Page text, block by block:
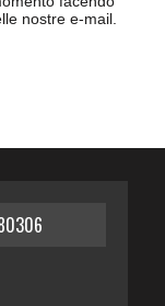
nostre e-mail.